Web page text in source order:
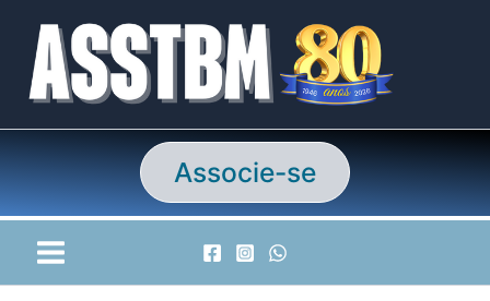
conteúdo
Associe-se